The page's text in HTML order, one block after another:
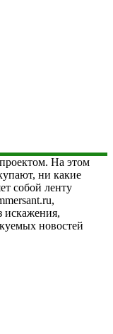
На этом
ни какие
собой ленту
искажения,
новостей